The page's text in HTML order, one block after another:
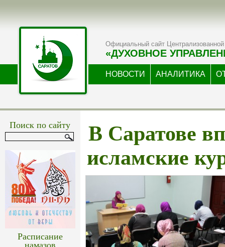
Официальный сайт Централизованной
«ДУХОВНОЕ
НОВОСТИ АНАЛИТИКА
Поиск по сайту
Расписание
намазов
В Саратове
исламские